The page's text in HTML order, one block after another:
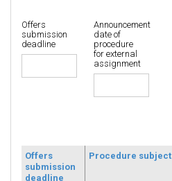
Offers
submission
deadline
Announcement
date of
procedure
for external
assignment
Offers
submission
deadline
Procedure subject